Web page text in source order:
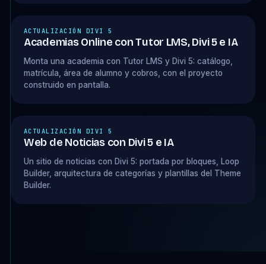
ACTUALIZACIÓN DIVI 5
Academias Online con Tutor LMS, Divi 5 e IA
Monta una academia con Tutor LMS y Divi 5: catálogo,
matrícula, área de alumno y cobros, con el proyecto
construido en pantalla.
ACTUALIZACIÓN DIVI 5
Web de Noticias con Divi 5 e IA
Un sitio de noticias con Divi 5: portada por bloques, Loop
Builder, arquitectura de categorías y plantillas del Theme
Builder.